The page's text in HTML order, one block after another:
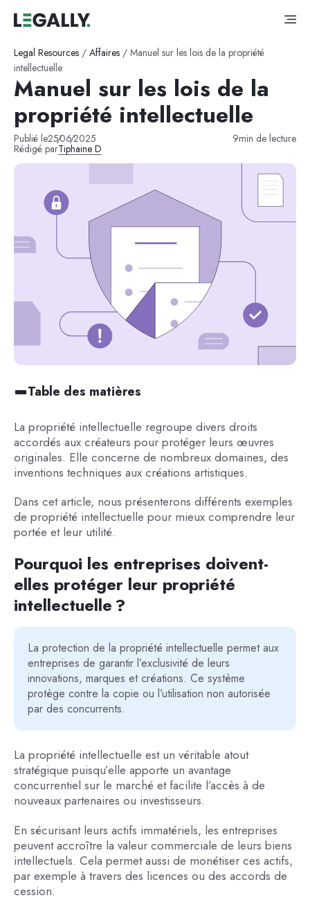
Legal Resources / Affaires / Manuel sur les lois de la propriété
intellectuelle
Manuel sur les lois de la
propriété intellectuelle
Publié le25/06/2025
Rédigé parTiphaine D
9min de lecture
Table des matières
La propriété intellectuelle regroupe divers droits
accordés aux créateurs pour protéger leurs œuvres
originales. Elle concerne de nombreux domaines, des
inventions techniques aux créations artistiques.
Dans cet article, nous présenterons différents exemples
de propriété intellectuelle pour mieux comprendre leur
portée et leur utilité.
Pourquoi les entreprises doivent-
elles protéger leur propriété
intellectuelle ?
La protection de la propriété intellectuelle permet aux
entreprises de garantir l’exclusivité de leurs
innovations, marques et créations. Ce système
protège contre la copie ou l’utilisation non autorisée
par des concurrents.
La propriété intellectuelle est un véritable atout
stratégique puisqu’elle apporte un avantage
concurrentiel sur le marché et facilite l’accès à de
nouveaux partenaires ou investisseurs.
En sécurisant leurs actifs immatériels, les entreprises
peuvent accroître la valeur commerciale de leurs biens
intellectuels. Cela permet aussi de monétiser ces actifs,
par exemple à travers des licences ou des accords de
cession.